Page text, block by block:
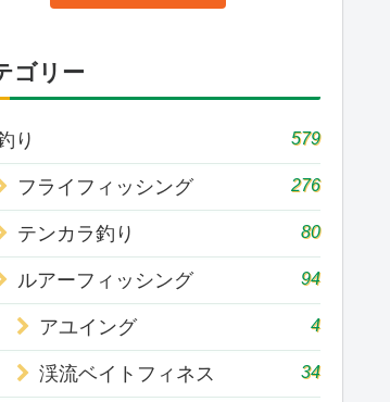
ゴリー
り 579
フライフィッシング 276
テンカラ釣り 80
ルアーフィッシング 94
アユイング 4
渓流ベイトフィネス 34